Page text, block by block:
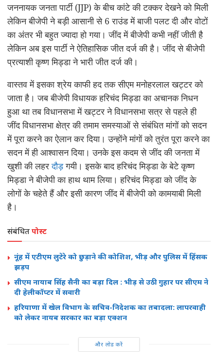
जननायक जनता पार्टी (JJP) के बीच कांटे की टक्कर देखने को मिली
लेकिन बीजेपी ने बड़ी आसानी से 6 राउंड में बाजी पलट दी और वोटों
का अंतर भी बहुत ज्यादा हो गया। जींद में बीजेपी कभी नहीं जीती है
लेकिन अब इस पार्टी ने ऐतिहासिक जीत दर्ज की है। जींद से बीजेपी
प्रत्याशी कृष्ण मिड्डा ने भारी जीत दर्ज की।
वास्तव में इसका श्रेय काफी हद तक सीएम मनोहरलाल खट्टर को
जाता है। जब बीजेपी विधायक हरिचंद मिड्डा का अचानक निधन
हुआ था तब विधानसभा में खट्टर ने विधानसभा सत्र से पहले ही
जींद विधानसभा क्षेत्र की तमाम समस्याओं से संबंधित मांगों को सदन
में पूरा करने का ऐलान कर दिया। उन्होंने मांगों को तुरंत पूरा करने का
सदन में ही आश्वासन दिया। उनके इस कदम से जींद की जनता में
खुशी की लहरदौड़गयी। इसके बाद हरिचंद मिड्डा के बेटे कृष्ण
मिड्डा ने बीजेपी का हाथ थाम लिया। हरिचंद मिड्डा को जींद के
लोगों के चहेते हैं और इसी कारण जींद में बीजेपी को कामयाबी मिली
है।
संबंधितपोस्ट
नूंह में एटीएम लुटेरे को छुड़ाने की कोशिश, भीड़ और पुलिस में हिंसक
झड़प
सीएम नायाब सिंह सैनी का बड़ा दिल : भीड़ से उठी गुहार पर सीएम ने
दी हेलीकॉप्टर में सवारी
हरियाणा में खेल विभाग के सचिव-निदेशक का तबादला: लापरवाही
को लेकर नायब सरकार का बड़ा एक्शन
और लोड करें